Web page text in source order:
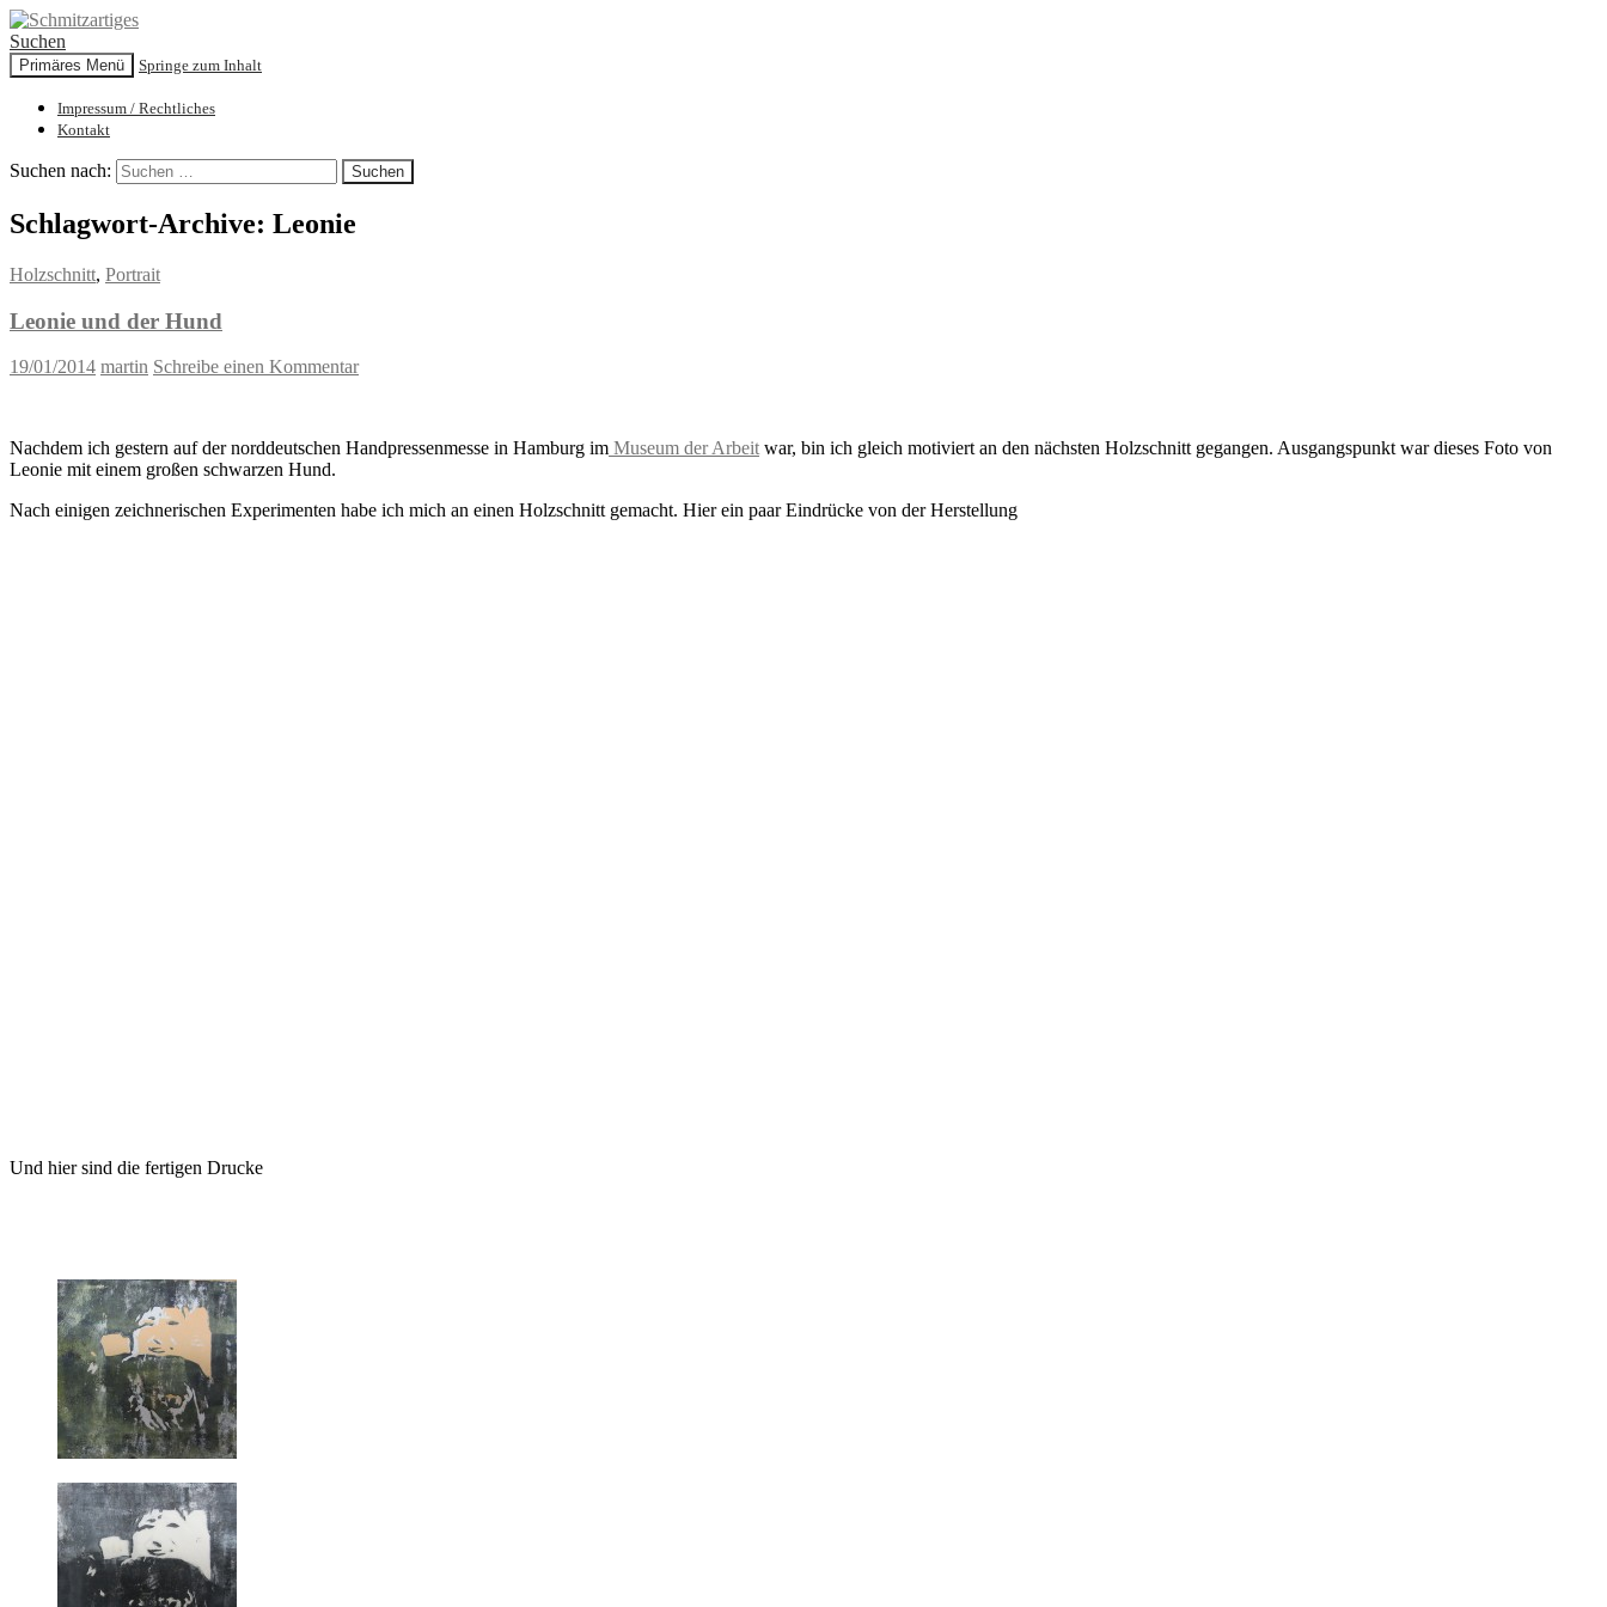
Schmitzartiges
Suchen
Primäres Menü Springe zum Inhalt
Impressum / Rechtliches
Kontakt
Suchen nach:
Schlagwort-Archive: Leonie
Holzschnitt, Portrait
Leonie und der Hund
19/01/2014 martin Schreibe einen Kommentar
Nachdem ich gestern auf der norddeutschen Handpressenmesse in Hamburg im Museum der Arbeit war, bin ich gleich motiviert an den nächsten Holzschnitt gegangen. Ausgangspunkt war dieses Foto von
Leonie mit einem großen schwarzen Hund.
Nach einigen zeichnerischen Experimenten habe ich mich an einen Holzschnitt gemacht. Hier ein paar Eindrücke von der Herstellung
Und hier sind die fertigen Drucke